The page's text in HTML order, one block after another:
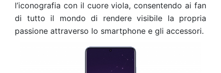
l’iconografia con il cuore viola, consentendo ai fan
di tutto il mondo di rendere visibile la propria
passione attraverso lo smartphone e gli accessori.